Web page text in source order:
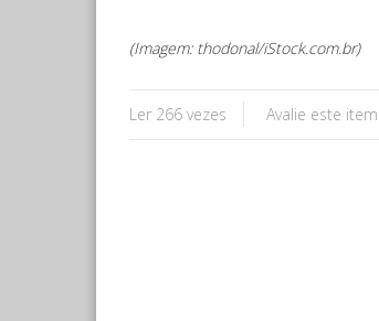
(Imagem: thodonal/iStock.com.br)
Ler 266 vezes Avalie este item